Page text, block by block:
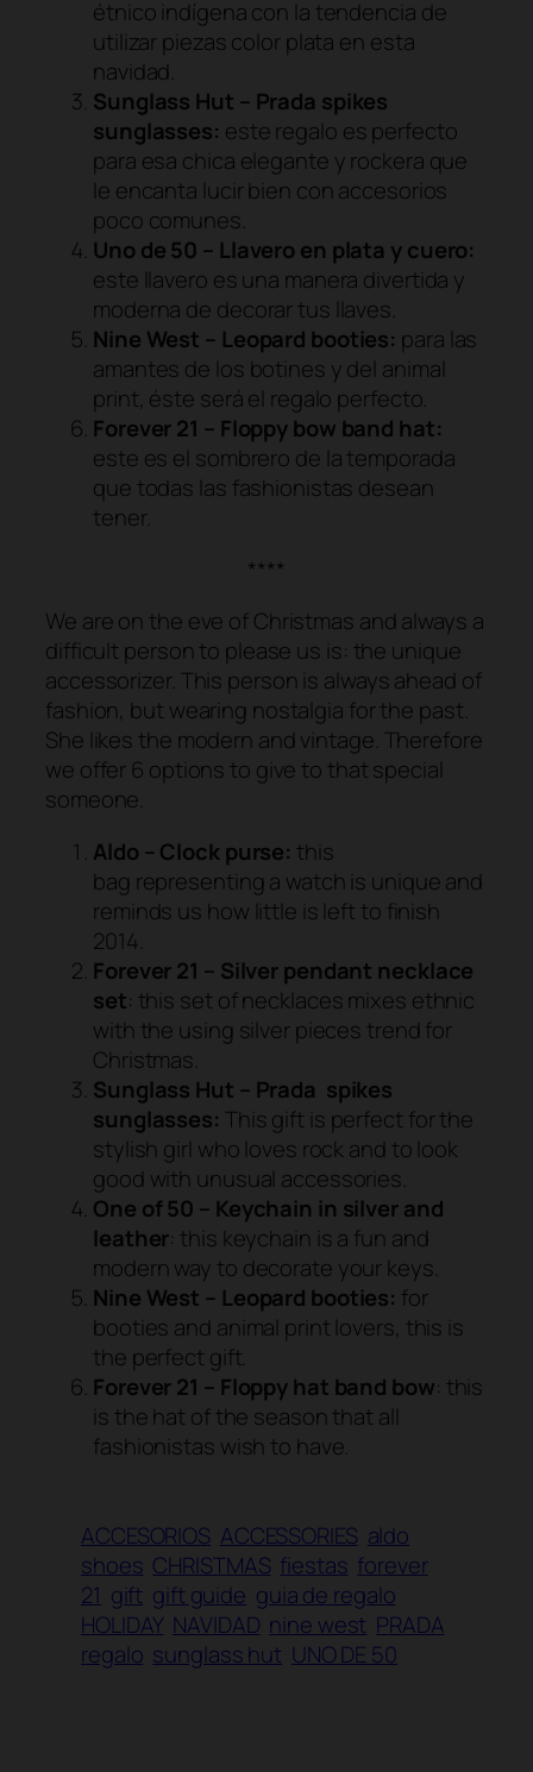
étnico indígena con la tendencia de
utilizar piezas color plata en esta
navidad.
Sunglass Hut – Prada spikes
sunglasses: este regalo es perfecto
para esa chica elegante y rockera que
le encanta lucir bien con accesorios
poco comunes.
Uno de 50 – Llavero en plata y cuero:
este llavero es una manera divertida y
moderna de decorar tus llaves.
Nine West – Leopard booties: para las
amantes de los botines y del animal
print, éste será el regalo perfecto.
Forever 21 – Floppy bow band hat:
este es el sombrero de la temporada
que todas las fashionistas desean
tener.
****
We are on the eve of Christmas and always a
difficult person to please us is: the unique
accessorizer. This person is always ahead of
fashion, but wearing nostalgia for the past.
She likes the modern and vintage. Therefore
we offer 6 options to give to that special
someone.
Aldo – Clock purse: this
bag representing a watch is unique and
reminds us how little is left to finish
2014.
Forever 21 – Silver pendant necklace
set: this set of necklaces mixes ethnic
with the using silver pieces trend for
Christmas.
Sunglass Hut – Prada spikes
sunglasses: This gift is perfect for the
stylish girl who loves rock and to look
good with unusual accessories.
One of 50 – Keychain in silver and
leather: this keychain is a fun and
modern way to decorate your keys.
Nine West – Leopard booties: for
booties and animal print lovers, this is
the perfect gift.
Forever 21 – Floppy hat band bow: this
is the hat of the season that all
fashionistas wish to have.
ACCESORIOS ACCESSORIES aldo
shoes CHRISTMAS fiestas forever
21 gift gift guide guia de regalo
HOLIDAY NAVIDAD nine west PRADA
regalo sunglass hut UNO DE 50